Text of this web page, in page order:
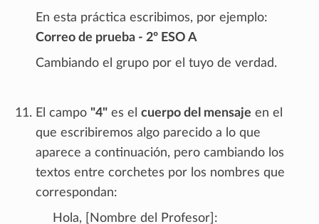
En esta práctica escribimos, por ejemplo:
Correo de prueba - 2º ESO A
Cambiando el grupo por el tuyo de verdad.
El campo "4" es el cuerpo del mensaje en el
que escribiremos algo parecido a lo que
aparece a continuación, pero cambiando los
textos entre corchetes por los nombres que
correspondan:
Hola, [Nombre del Profesor]: